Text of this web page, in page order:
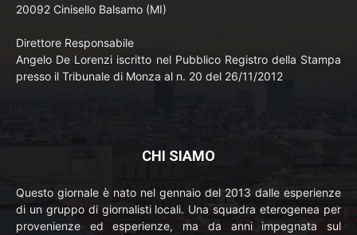
20092 Cinisello Balsamo (MI)
Direttore Responsabile
Angelo De Lorenzi iscritto nel Pubblico Registro della Stampa
presso il Tribunale di Monza al n. 20 del 26/11/2012
CHI SIAMO
Questo giornale è nato nel gennaio del 2013 dalle esperienze
di un gruppo di giornalisti locali. Una squadra eterogenea per
provenienze ed esperienze, ma da anni impegnata sul